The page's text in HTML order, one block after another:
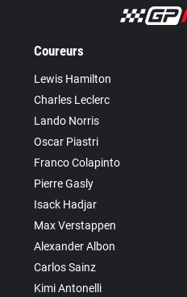
Coureurs
Lewis Hamilton
Charles Leclerc
Lando Norris
Oscar Piastri
Franco Colapinto
Pierre Gasly
Isack Hadjar
Max Verstappen
Alexander Albon
Carlos Sainz
Kimi Antonelli